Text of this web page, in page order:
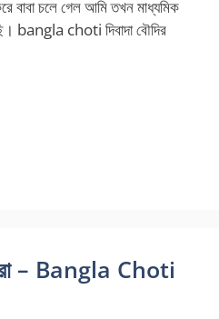
বাবা চলে গেল আমি তখন মাধ্যমিক
bangla choti দিবাদা বৌদির
– Bangla Choti